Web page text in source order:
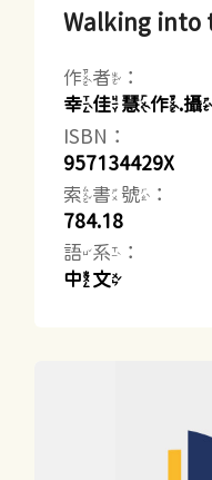
Walking into
作者：
幸佳慧作.
ISBN：
957134429X
索書號：
784.18
語系：
中文